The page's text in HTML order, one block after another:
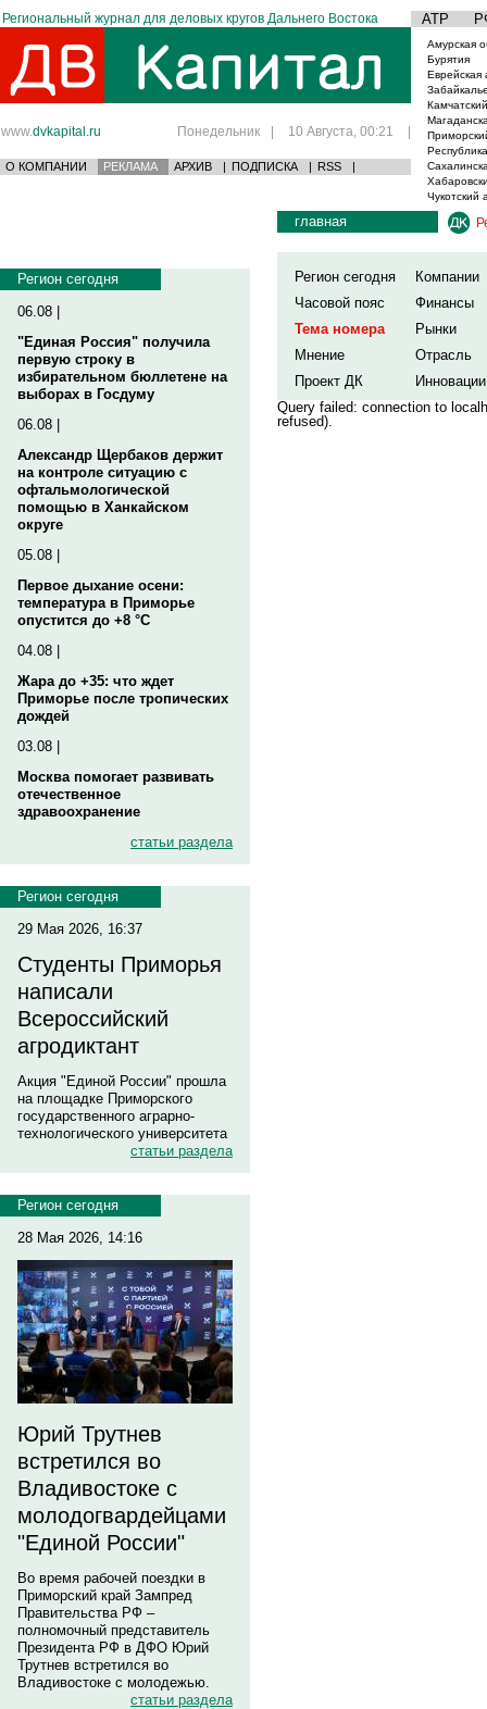
Региональный журнал для деловых кругов Дальнего Востока АТР
www.dvkapital.ru Понедельник | 10 Августа, 00:21 |
О КОМПАНИИ РЕКЛАМА АРХИВ | ПОДПИСКА | RSS |
Амурская
Бурятия
Еврейская
Чукотский
Регион сегодня
06.08 |
"Единая Россия" получила
первую строку в
избирательном бюллетене на
выборах в Госдуму
06.08 |
Александр Щербаков держит
на контроле ситуацию с
офтальмологической
помощью в Ханкайском
округе
05.08 |
Первое дыхание осени:
температура в Приморье
опустится до +8 °C
04.08 |
Жара до +35: что ждет
Приморье после тропических
дождей
03.08 |
Москва помогает развивать
отечественное
здравоохранение
статьи раздела
Регион сегодня
29 Мая 2026, 16:37
Студенты Приморья
написали
Всероссийский
агродиктант
Акция "Единой России" прошла
на площадке Приморского
государственного аграрно-
технологического университета
статьи раздела
Регион сегодня
28 Мая 2026, 14:16
Юрий Трутнев
встретился во
Владивостоке с
молодогвардейцами
"Единой России"
Во время рабочей поездки в
Приморский край Зампред
Правительства РФ –
полномочный представитель
Президента РФ в ДФО Юрий
Трутнев встретился во
Владивостоке с молодежью.
статьи раздела
главная
Регион сегодня
Компании
Часовой пояс
Финансы
Тема номера
Рынки
Мнение
Отрасль
Проект ДК
Инновации
Query failed: connection to
refused).